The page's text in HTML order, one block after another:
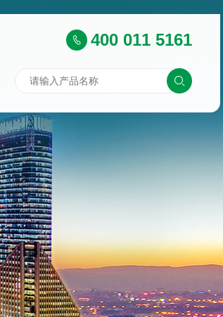
400 011 5161